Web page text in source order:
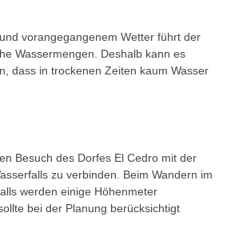
vorangegangenem Wetter führt der
Wassermengen. Deshalb kann es
dass in trockenen Zeiten kaum Wasser
Besuch des Dorfes El Cedro mit der
zu verbinden. Beim Wandern im
werden einige Höhenmeter
bei der Planung berücksichtigt